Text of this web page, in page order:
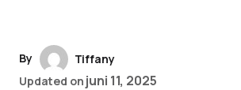
By
Tiffany
Updated on juni 11, 2025